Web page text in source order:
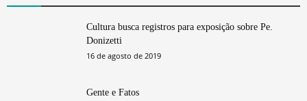
Cultura busca registros para exposição sobre Pe.
Donizetti
16 de agosto de 2019
Gente e Fatos